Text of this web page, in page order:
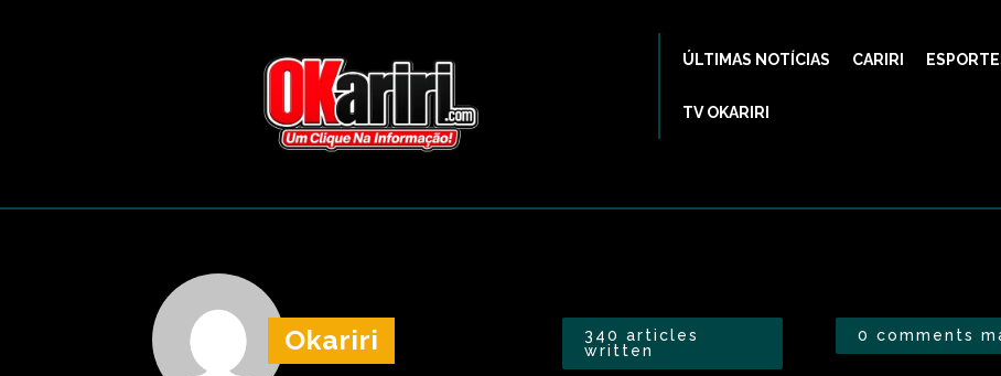
ÚLTIMAS NOTÍCIAS CARIRI
TV OKARIRI
Okariri
340 articles
written
0 comments